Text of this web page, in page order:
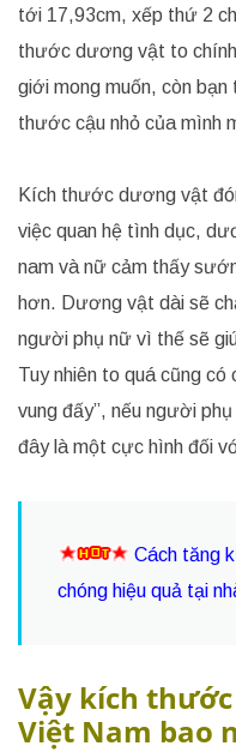
tới 17,93cm, xếp thứ 2
thước dương vật to
giới mong muốn, còn
thước cậu nhỏ của mình
Kích thước dương vật
việc quan hệ tình dục,
nam và nữ cảm thấy
hơn. Dương vật dài sẽ
người phụ nữ vì thế sẽ
Tuy nhiên to quá cũng có
vung đấy”, nếu người
đây là một cực hình đối
Cách tăng
chóng hiệu quả tại
Vậy kích
Việt Nam bao